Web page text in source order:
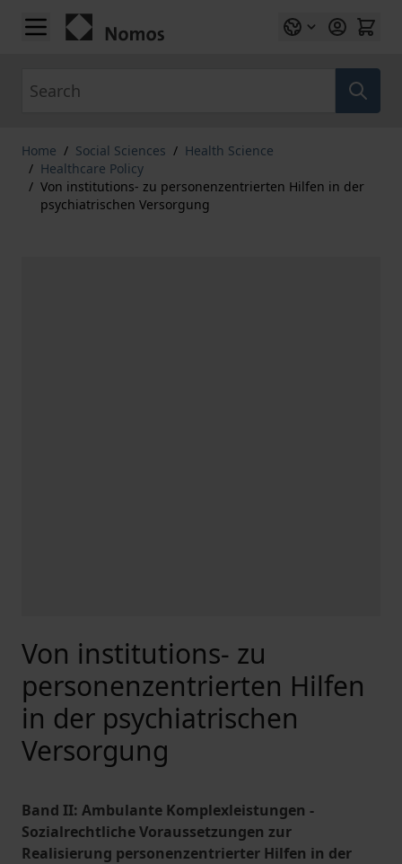
Skip to Content
Home / Social Sciences / Health Science
/ Healthcare Policy
/ Von institutions- zu personenzentrierten Hilfen in der
psychiatrischen Versorgung
Von institutions- zu
personenzentrierten Hilfen
in der psychiatrischen
Versorgung
Band II: Ambulante Komplexleistungen -
Sozialrechtliche Voraussetzungen zur
Realisierung personenzentrierter Hilfen in der